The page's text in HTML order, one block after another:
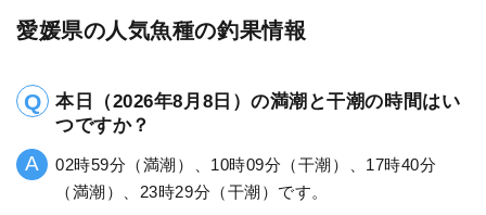
愛媛県の人気魚種の釣果情報
本日（2026年8月8日）の満潮と干潮の時間はい
つですか？
02時59分（満潮）、10時09分（干潮）、17時40分
（満潮）、23時29分（干潮）です。